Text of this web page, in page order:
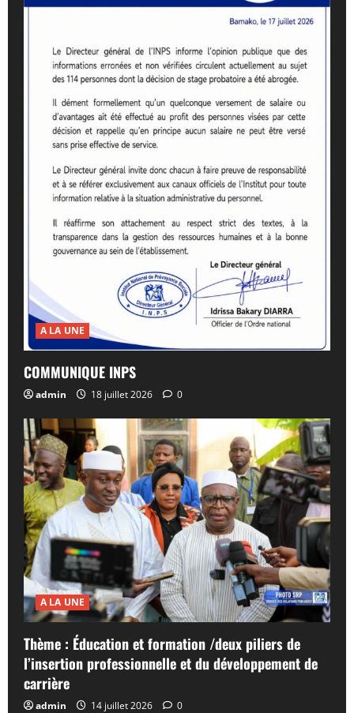
A LA UNE
COMMUNIQUE INPS
admin 18 juillet 2026 0
A LA UNE
Thème : Éducation et formation /deux piliers de
l’insertion professionnelle et du développement de
carrière
admin 14 juillet 2026
0